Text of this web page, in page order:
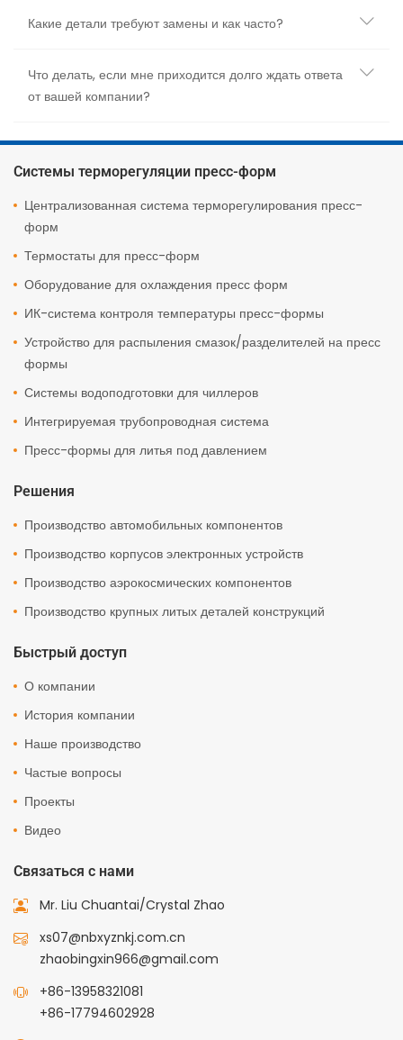
Какие детали требуют замены и как часто?
Что делать, если мне приходится долго ждать ответа
от вашей компании?
Системы терморегуляции пресс-форм
Централизованная система терморегулирования пресс-
форм
Термостаты для пресс-форм
Оборудование для охлаждения пресс форм
ИК-система контроля температуры пресс-формы
Устройство для распыления смазок/разделителей на пресс
формы
Системы водоподготовки для чиллеров
Интегрируемая трубопроводная система
Пресс-формы для литья под давлением
Решения
Производство автомобильных компонентов
Производство корпусов электронных устройств
Производство аэрокосмических компонентов
Производство крупных литых деталей конструкций
Быстрый доступ
О компании
История компании
Наше производство
Частые вопросы
Проекты
Видео
Связаться с нами
Mr. Liu Chuantai/Crystal Zhao
xs07@nbxyznkj.com.cn
zhaobingxin966@gmail.com
+86-13958321081
+86-17794602928